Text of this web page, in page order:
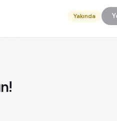
Yakında